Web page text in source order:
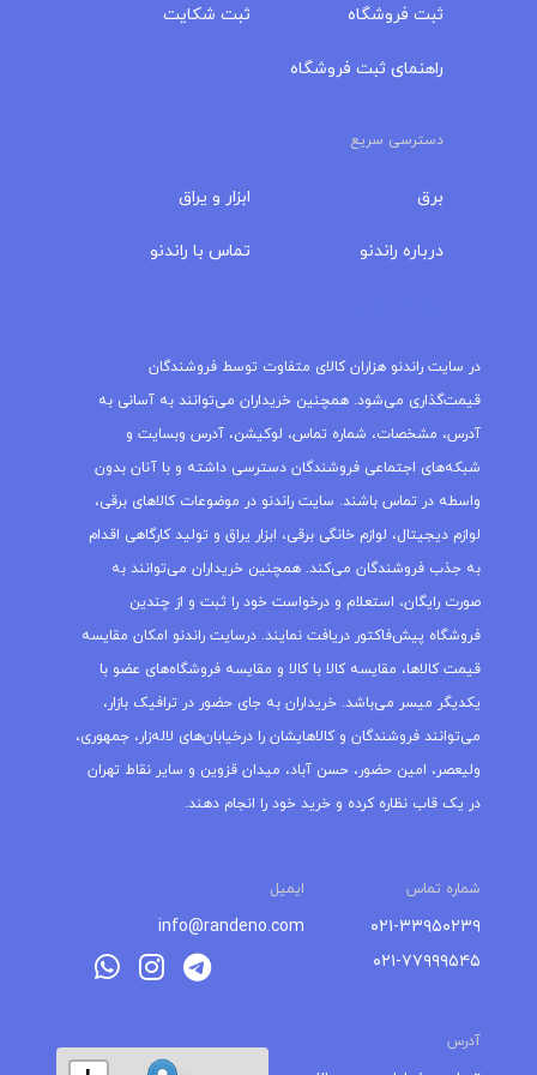
ثبت فروشگاه
راهنمای ثبت فروشگاه
ثبت شکایت
دسترسی سریع
برق
درباره‌ راندنو
ابزار و یراق
تماس با راندنو
در سایت راندنو هزاران کالای متفاوت توسط فروشندگان
قیمت‌گذاری می‌شود. همچنین خریداران می‌توانند به آسانی به
آدرس، مشخصات، شماره تماس، لوکیشن، آدرس وبسایت و
شبکه‌های اجتماعی فروشندگان دسترسی داشته و با آنان بدون
واسطه در تماس باشند. سایت راندنو در موضوعات کالاهای برقی،
لوازم دیجیتال، لوازم خانگی برقی، ابزار یراق و تولید کارگاهی اقدام
به جذب فروشندگان می‌کند. همچنین خریداران می‌توانند به
صورت رایگان، استعلام و درخواست خود را ثبت و از چندین
فروشگاه پیش‌فاکتور دریافت نمایند. درسایت راندنو امکان مقایسه
قیمت کالاها، مقایسه کالا با کالا و مقایسه فروشگاه‌های عضو با
یکدیگر میسر می‌باشد. خریداران به جای حضور در ترافیک بازار،
می‌توانند فروشندگان و کالاهایشان را درخیابان‌های لاله‌زار، جمهوری،
ولیعصر، امین حضور، حسن آباد، میدان قزوین و سایر نقاط تهران
در یک قاب نظاره کرده و خرید خود را انجام دهند.
شماره تماس ایمیل
۰۲۱-۳۳۹۵۰۲۳۹
۰۲۱-۷۷۹۹۹۵۴۵
info@randeno.com
آدرس